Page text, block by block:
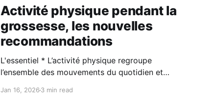
Activité physique pendant la
grossesse, les nouvelles
recommandations
L'essentiel * L’activité physique regroupe
l’ensemble des mouvements du quotidien et
soutenue. * Elle est possible et bénéfique
Jan 16, 20263 min read